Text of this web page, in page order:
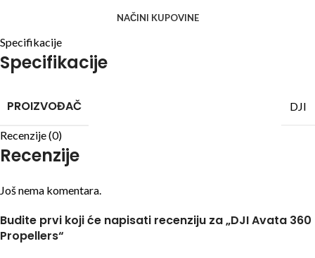
NAČINI KUPOVINE
Specifikacije
Specifikacije
PROIZVOĐAČ DJI
Recenzije (0)
Recenzije
Još nema komentara.
Budite prvi koji će napisati recenziju za „DJI Avata 360
Propellers“